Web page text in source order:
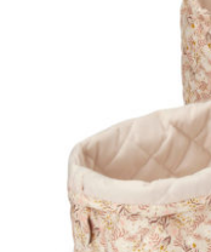
Optionen
können